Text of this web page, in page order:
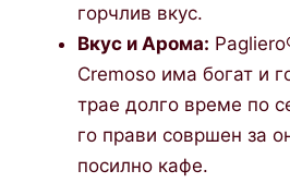
горчлив вкус.
Вкус и Арома:
Cremoso има богат и
трае долго време по
го прави совршен за
посилно кафе.